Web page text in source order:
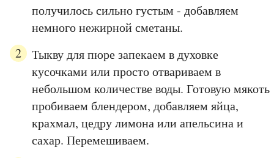
получилось сильно густым - добавляем
немного нежирной сметаны.
Тыкву для пюре запекаем в духовке
кусочками или просто отвариваем в
небольшом количестве воды. Готовую мякоть
пробиваем блендером, добавляем яйца,
крахмал, цедру лимона или апельсина и
сахар. Перемешиваем.